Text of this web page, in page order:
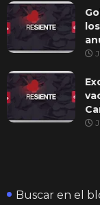
Buscar en el